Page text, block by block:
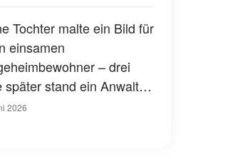
Tochter malte ein Bild für
einsamen
– drei
später stand ein Anwalt
Tür
2026